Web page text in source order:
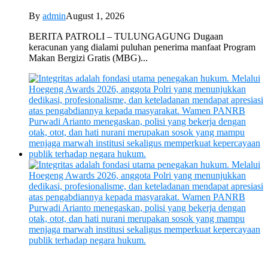
By adminAugust 1, 2026
BERITA PATROLI – TULUNGAGUNG Dugaan
keracunan yang dialami puluhan penerima manfaat Program
Makan Bergizi Gratis (MBG)...